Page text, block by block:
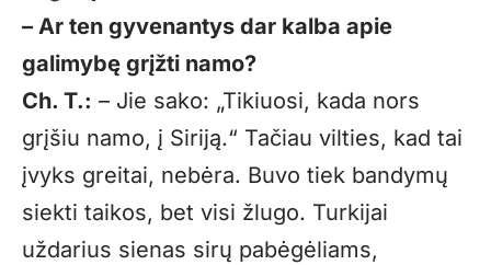
– Ar ten gyvenantys dar kalba apie
galimybę grįžti namo?
Ch. T.: – Jie sako: „Tikiuosi, kada nors
grįšiu namo, į Siriją.“ Tačiau vilties, kad tai
įvyks greitai, nebėra. Buvo tiek bandymų
siekti taikos, bet visi žlugo. Turkijai
uždarius sienas sirų pabėgėliams,